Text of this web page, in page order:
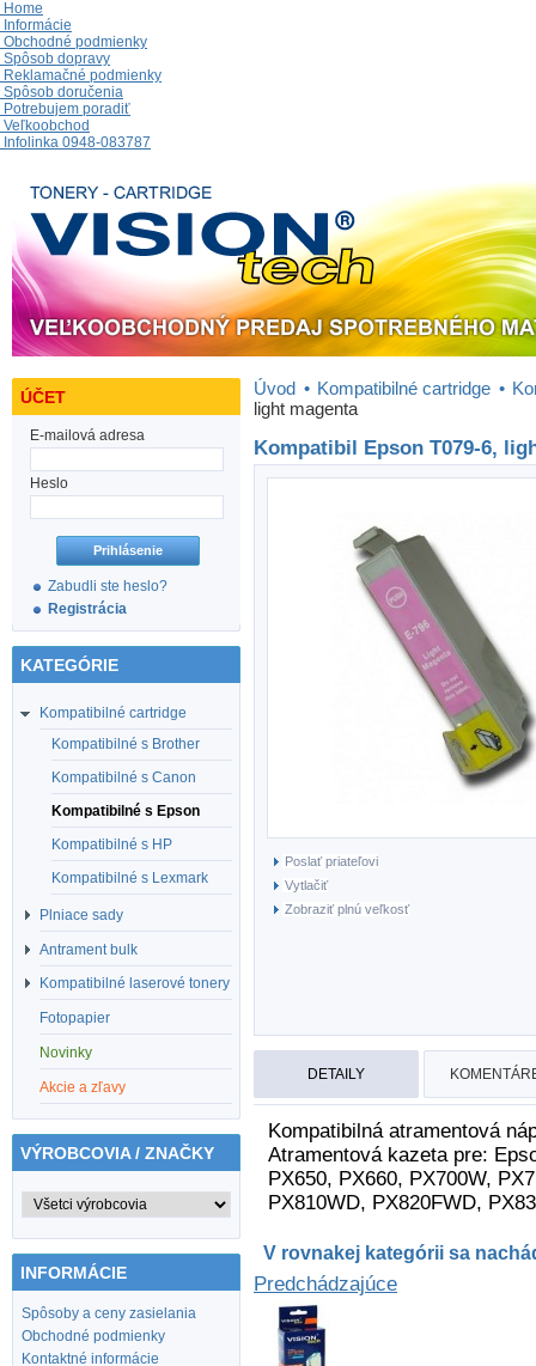
Home
Informácie
Obchodné podmienky
Spôsob dopravy
Reklamačné podmienky
Spôsob doručenia
Potrebujem poradiť
Veľkoobchod
Infolinka 0948-083787
ÚČET
E-mailová adresa
Heslo
Zabudli ste heslo?
Registrácia
KATEGÓRIE
Kompatibilné cartridge
Kompatibilné s Brother
Kompatibilné s Canon
Kompatibilné s Epson
Kompatibilné s HP
Kompatibilné s Lexmark
Plniace sady
Antrament bulk
Kompatibilné laserové tonery
Fotopapier
Novinky
Akcie a zľavy
VÝROBCOVIA / ZNAČKY
INFORMÁCIE
Spôsoby a ceny zasielania
Obchodné podmienky
Kontaktné informácie
Úvod • Kompatibilné cartridge •
light magenta
Kompatibil Epson T079-6,
Poslať priateľovi
Vytlačiť
Zobraziť plnú veľkosť
DETAILY
Kompatibilná atramentová
Atramentová kazeta pre:
PX650, PX660, PX700W,
PX810WD, PX820FWD,
V rovnakej kategórii sa
Predchádzajúce